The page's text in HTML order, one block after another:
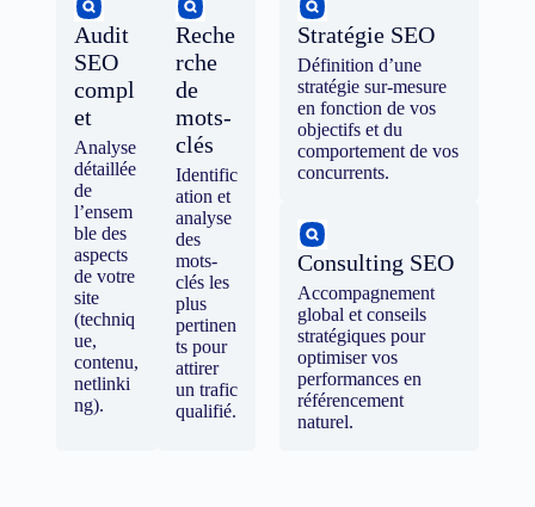
Audit
SEO
compl
et
Analyse
détaillée
de
l’ensem
ble des
aspects
de votre
site
(techniq
ue,
contenu,
netlinki
ng).
Reche
rche
de
mots-
clés
Identific
ation et
analyse
des
mots-
clés les
plus
pertinen
ts pour
attirer
un trafic
qualifié.
Stratégie SEO
Définition d’une
stratégie sur-mesure
en fonction de vos
objectifs et du
comportement de vos
concurrents.
Consulting SEO
Accompagnement
global et conseils
stratégiques pour
optimiser vos
performances en
référencement
naturel.